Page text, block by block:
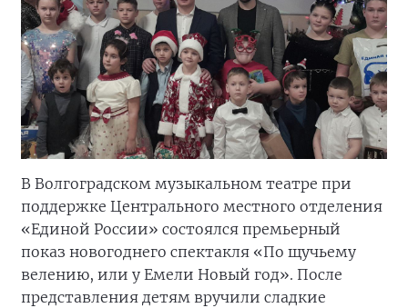
В Волгоградском музыкальном театре при
поддержке Центрального местного отделения
«Единой России» состоялся премьерный
показ новогоднего спектакля «По щучьему
велению, или у Емели Новый год». После
представления детям вручили сладкие